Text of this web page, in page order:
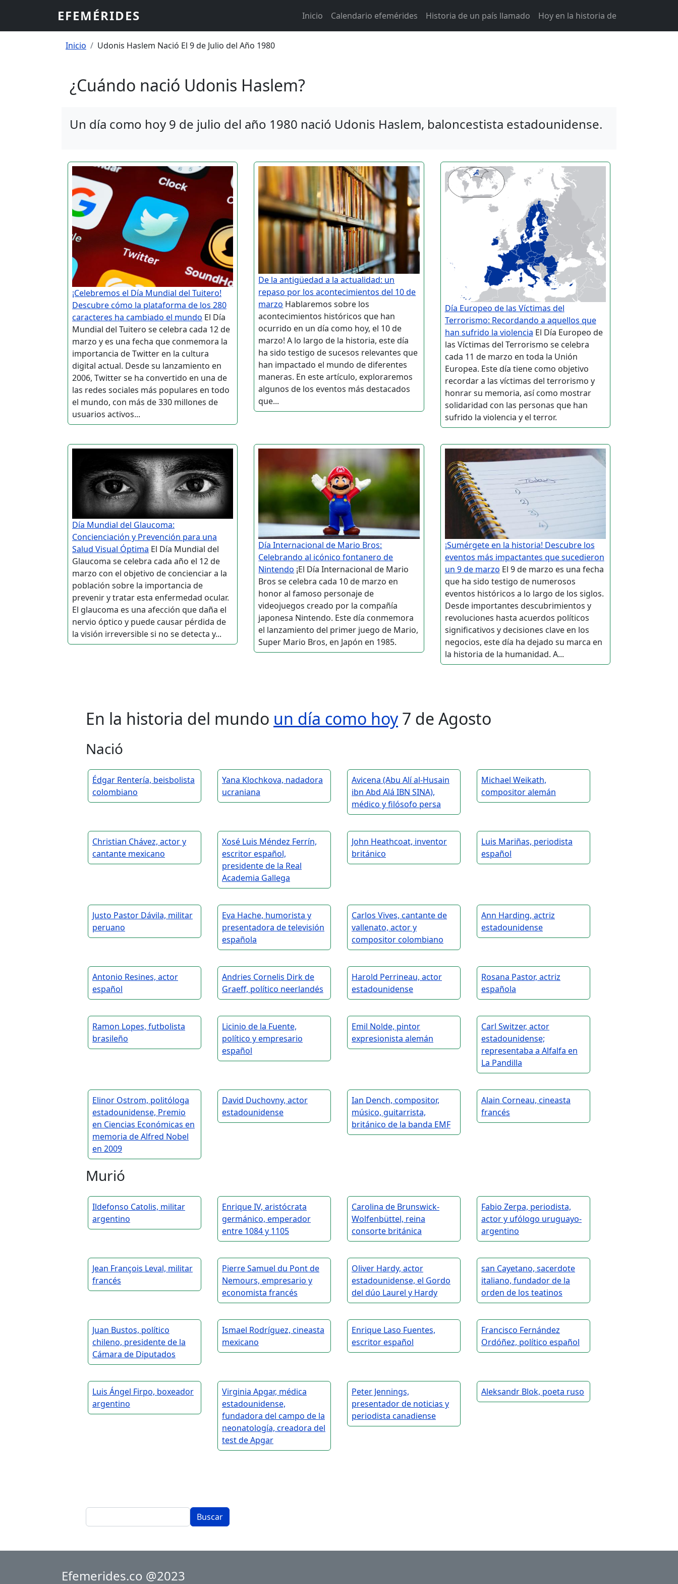
EFEMÉRIDES Main navigation
Inicio Calendario efemérides Historia de un país llamado Hoy en la historia de
Sobrescribir enlaces de ayuda a la navegación
Inicio Udonis Haslem Nació El 9 de Julio del Año 1980
¿Cuándo nació Udonis Haslem?
Un día como hoy 9 de julio del año 1980 nació Udonis Haslem, baloncestista estadounidense.
¡Celebremos el Día Mundial del Tuitero!
Descubre cómo la plataforma de los 280
caracteres ha cambiado el mundo El Día
Mundial del Tuitero se celebra cada 12 de
marzo y es una fecha que conmemora la
importancia de Twitter en la cultura
digital actual. Desde su lanzamiento en
2006, Twitter se ha convertido en una de
las redes sociales más populares en todo
el mundo, con más de 330 millones de
usuarios activos...
De la antigüedad a la actualidad: un
repaso por los acontecimientos del 10 de
marzo Hablaremos sobre los
acontecimientos históricos que han
ocurrido en un día como hoy, el 10 de
marzo! A lo largo de la historia, este día
ha sido testigo de sucesos relevantes que
han impactado el mundo de diferentes
maneras. En este artículo, exploraremos
algunos de los eventos más destacados
que...
Día Europeo de las Víctimas del
Terrorismo: Recordando a aquellos que
han sufrido la violencia El Día Europeo de
las Víctimas del Terrorismo se celebra
cada 11 de marzo en toda la Unión
Europea. Este día tiene como objetivo
recordar a las víctimas del terrorismo y
honrar su memoria, así como mostrar
solidaridad con las personas que han
sufrido la violencia y el terror.
Día Mundial del Glaucoma:
Concienciación y Prevención para una
Salud Visual Óptima El Día Mundial del
Glaucoma se celebra cada año el 12 de
marzo con el objetivo de concienciar a la
población sobre la importancia de
prevenir y tratar esta enfermedad ocular.
El glaucoma es una afección que daña el
nervio óptico y puede causar pérdida de
la visión irreversible si no se detecta y...
Día Internacional de Mario Bros:
Celebrando al icónico fontanero de
Nintendo ¡El Día Internacional de Mario
Bros se celebra cada 10 de marzo en
honor al famoso personaje de
videojuegos creado por la compañía
japonesa Nintendo. Este día conmemora
el lanzamiento del primer juego de Mario,
Super Mario Bros, en Japón en 1985.
¡Sumérgete en la historia! Descubre los
eventos más impactantes que sucedieron
un 9 de marzo El 9 de marzo es una fecha
que ha sido testigo de numerosos
eventos históricos a lo largo de los siglos.
Desde importantes descubrimientos y
revoluciones hasta acuerdos políticos
significativos y decisiones clave en los
negocios, este día ha dejado su marca en
la historia de la humanidad. A...
En la historia del mundo un día como hoy7 de Agosto
Nació
Édgar Rentería, beisbolista
colombiano
Yana Klochkova, nadadora
ucraniana
Avicena (Abu Alí al-Husain
ibn Abd Alá IBN SINA),
médico y filósofo persa
Michael Weikath,
compositor alemán
Christian Chávez, actor y
cantante mexicano
Xosé Luis Méndez Ferrín,
escritor español,
presidente de la Real
Academia Gallega
John Heathcoat, inventor
británico
Luis Mariñas, periodista
español
Justo Pastor Dávila, militar
peruano
Eva Hache, humorista y
presentadora de televisión
española
Carlos Vives, cantante de
vallenato, actor y
compositor colombiano
Ann Harding, actriz
estadounidense
Antonio Resines, actor
español
Andries Cornelis Dirk de
Graeff, político neerlandés
Harold Perrineau, actor
estadounidense
Rosana Pastor, actriz
española
Ramon Lopes, futbolista
brasileño
Licinio de la Fuente,
político y empresario
español
Emil Nolde, pintor
expresionista alemán
Carl Switzer, actor
estadounidense;
representaba a Alfalfa en
La Pandilla
Elinor Ostrom, politóloga
estadounidense, Premio
en Ciencias Económicas en
memoria de Alfred Nobel
en 2009
David Duchovny, actor
estadounidense
Ian Dench, compositor,
músico, guitarrista,
británico de la banda EMF
Alain Corneau, cineasta
francés
Murió
Ildefonso Catolis, militar
argentino
Enrique IV, aristócrata
germánico, emperador
entre 1084 y 1105
Carolina de Brunswick-
Wolfenbüttel, reina
consorte británica
Fabio Zerpa, periodista,
actor y ufólogo uruguayo-
argentino
Jean François Leval, militar
francés
Pierre Samuel du Pont de
Nemours, empresario y
economista francés
Oliver Hardy, actor
estadounidense, el Gordo
del dúo Laurel y Hardy
san Cayetano, sacerdote
italiano, fundador de la
orden de los teatinos
Juan Bustos, político
chileno, presidente de la
Cámara de Diputados
Ismael Rodríguez, cineasta
mexicano
Enrique Laso Fuentes,
escritor español
Francisco Fernández
Ordóñez, político español
Luis Ángel Firpo, boxeador
argentino
Virginia Apgar, médica
estadounidense,
fundadora del campo de la
neonatología, creadora del
test de Apgar
Peter Jennings,
presentador de noticias y
periodista canadiense
Aleksandr Blok, poeta ruso
Buscar
Efemerides.co @2023